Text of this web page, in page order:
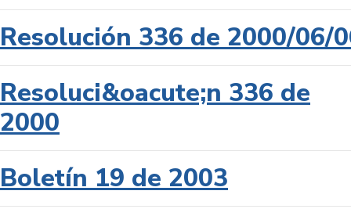
Resolución 336 de 2000/06/
Resoluci&oacute;n 336 de
2000
Boletín 19 de 2003